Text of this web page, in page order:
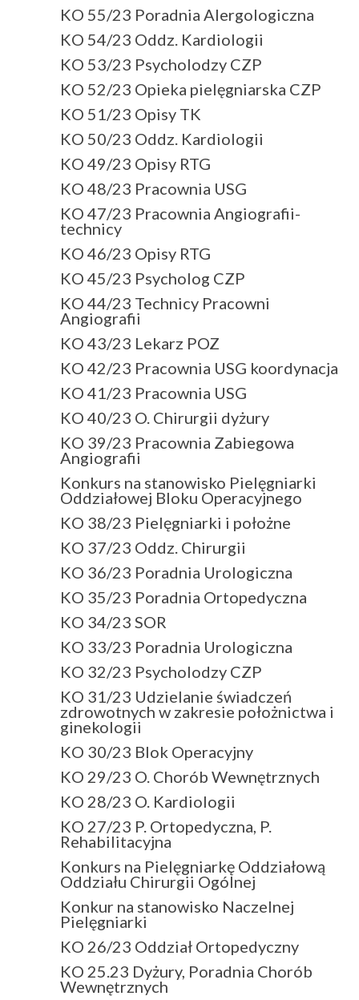
KO 55/23 Poradnia Alergologiczna
KO 54/23 Oddz. Kardiologii
KO 53/23 Psycholodzy CZP
KO 52/23 Opieka pielęgniarska CZP
KO 51/23 Opisy TK
KO 50/23 Oddz. Kardiologii
KO 49/23 Opisy RTG
KO 48/23 Pracownia USG
KO 47/23 Pracownia Angiografii-
technicy
KO 46/23 Opisy RTG
KO 45/23 Psycholog CZP
KO 44/23 Technicy Pracowni
Angiografii
KO 43/23 Lekarz POZ
KO 42/23 Pracownia USG koordynacja
KO 41/23 Pracownia USG
KO 40/23 O. Chirurgii dyżury
KO 39/23 Pracownia Zabiegowa
Angiografii
Konkurs na stanowisko Pielęgniarki
Oddziałowej Bloku Operacyjnego
KO 38/23 Pielęgniarki i położne
KO 37/23 Oddz. Chirurgii
KO 36/23 Poradnia Urologiczna
KO 35/23 Poradnia Ortopedyczna
KO 34/23 SOR
KO 33/23 Poradnia Urologiczna
KO 32/23 Psycholodzy CZP
KO 31/23 Udzielanie świadczeń
zdrowotnych w zakresie położnictwa i
ginekologii
KO 30/23 Blok Operacyjny
KO 29/23 O. Chorób Wewnętrznych
KO 28/23 O. Kardiologii
KO 27/23 P. Ortopedyczna, P.
Rehabilitacyjna
Konkurs na Pielęgniarkę Oddziałową
Oddziału Chirurgii Ogólnej
Konkur na stanowisko Naczelnej
Pielęgniarki
KO 26/23 Oddział Ortopedyczny
KO 25.23 Dyżury, Poradnia Chorób
Wewnętrznych